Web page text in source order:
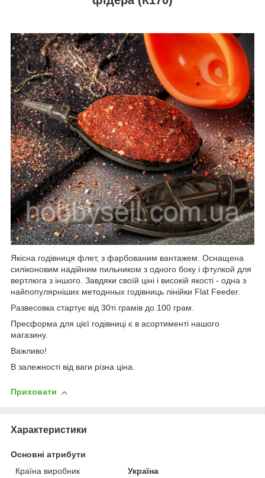
Якісна годівниця флет, з фарбованим вантажем. Оснащена
силіконовим надійним пильником з одного боку і фтулкой для
вертлюга з іншого. Завдяки своїй ціні і високій якості - одна з
найпопулярніших методнных годівниць лінійки Flat Feeder.
Развесовка стартує від 30ті грамів до 100 грам.
Пресформа для цієї годівниці є в асортименті нашого
магазину.
Важливо!
В залежності від ваги різна ціна.
Приховати
Характеристики
Основні атрибути
Країна виробник
Україна